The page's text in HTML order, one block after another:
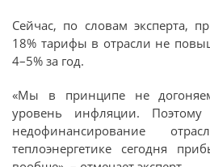
Сейчас, по словам эксперта,
18% тарифы в отрасли не
4–5% за год.
«Мы в принципе не
уровень инфляции.
недофинансирование
теплоэнергетике сегодня